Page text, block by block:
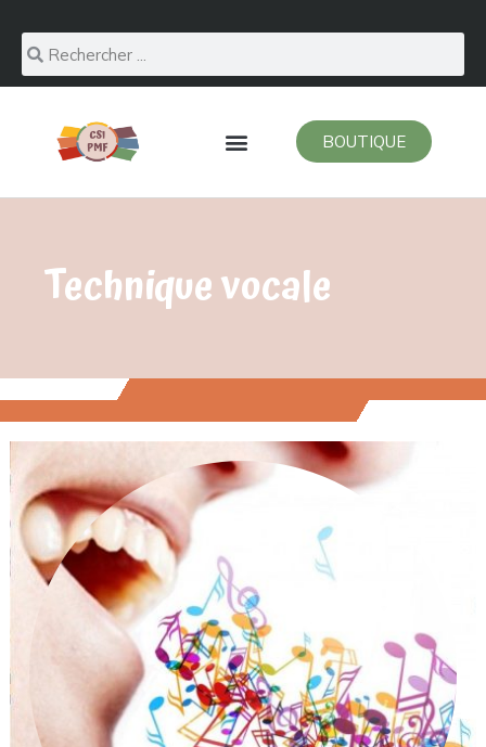
BOUTIQUE
Technique vocale